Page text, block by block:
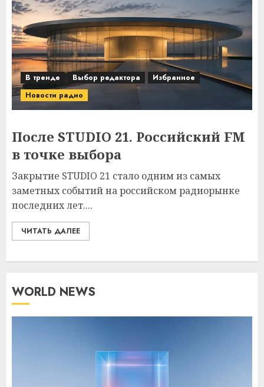
В тренде Выбор редактора
Избранное
Новости радио
После STUDIO 21. Российский FM
в точке выбора
Закрытие STUDIO 21 стало одним из самых
заметных событий на российском радиорынке
последних лет....
ЧИТАТЬ ДАЛЕЕ
WORLD NEWS